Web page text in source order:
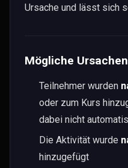
Ursache und lässt sich
Mögliche Ursachen
Teilnehmer wurden
oder zum Kurs
dabei nicht
Die Aktivität wurde
hinzugefügt
Übersicht
Mitgliederverwaltung
Buchhaltung
Spesen
Veranstaltungen
Kommunikation